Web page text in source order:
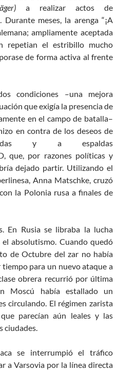
) a realizar actos de
Durante meses, la arenga“¡A
ampliamente aceptada
repetian el estribillo mucho
de forma activa al frente
condiciones –una mejora
que exigía la presencia de
en el campo de batalla–
en contra de los deseos de
y a espaldas
que, por razones políticas y
dejado partir. Utilizando el
Anna Matschke, cruzó
la Polonia rusa a finalesde
En Rusia se libraba la lucha
absolutismo. Cuando quedó
de Octubre del zar no había
tiempo para un nuevo ataque a
obrera recurrió por última
Moscú había estallado un
circulando. El régimen zarista
parecían aún leales y las
ciudades.
se interrumpió el tráfico
a Varsovia por la línea directa